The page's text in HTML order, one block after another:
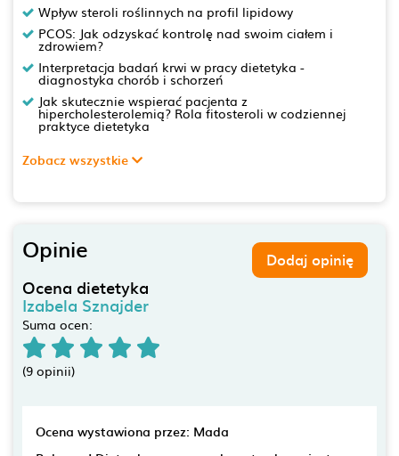
Wpływ steroli roślinnych na profil lipidowy
PCOS: Jak odzyskać kontrolę nad swoim ciałem i
zdrowiem?
Interpretacja badań krwi w pracy dietetyka -
diagnostyka chorób i schorzeń
Jak skutecznie wspierać pacjenta z
hipercholesterolemią? Rola fitosteroli w codziennej
praktyce dietetyka
Zobacz wszystkie
Opinie Dodaj opinię
Ocena dietetyka
Izabela Sznajder
Suma ocen:
(9 opinii)
Ocena wystawiona przez: Mada